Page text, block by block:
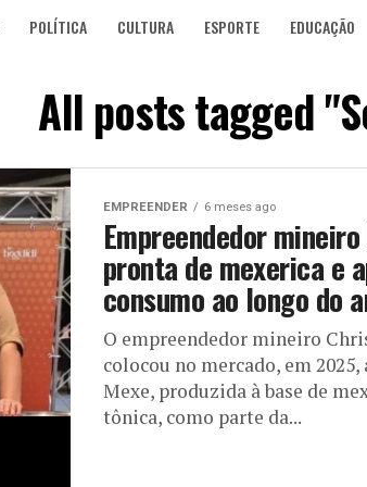
POLÍTICA CULTURA ESPORTE EDUCAÇÃO
All posts tagged
EMPREENDER 6 meses ago
Empreendedor
pronta de mexerica e
consumo ao longo do
O empreendedor mineiro
colocou no mercado, em
Mexe, produzida à base de
tônica, como parte da...